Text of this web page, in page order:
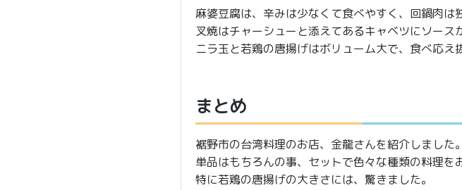
麻婆豆腐は、辛みは少なくて食べやすく、回鍋肉は
叉焼はチャーシューと添えてあるキャベツにソース
ニラ玉と若鶏の唐揚げはボリューム大で、食べ応え
まとめ
裾野市の台湾料理のお店、金龍さんを紹介しました。
単品はもちろんの事、セットで色々な種類の料理を
特に若鶏の唐揚げの大きさには、驚きました。